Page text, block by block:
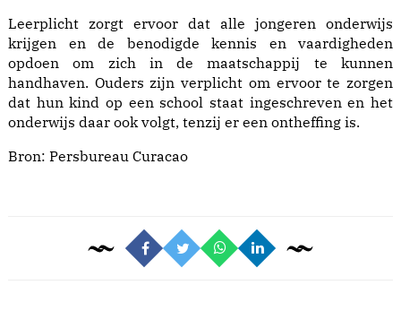
Leerplicht zorgt ervoor dat alle jongeren onderwijs
krijgen en de benodigde kennis en vaardigheden
opdoen om zich in de maatschappij te kunnen
handhaven. Ouders zijn verplicht om ervoor te zorgen
dat hun kind op een school staat ingeschreven en het
onderwijs daar ook volgt, tenzij er een ontheffing is.
Bron: Persbureau Curacao